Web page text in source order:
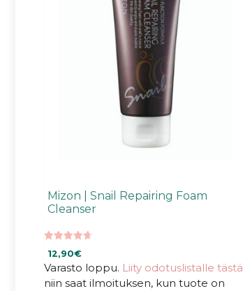
Mizon | Snail Repairing Foam
Cleanser
5:stä
12,90€
Varasto loppu. Liity odotuslistalle tästä
niin saat ilmoituksen, kun tuote on